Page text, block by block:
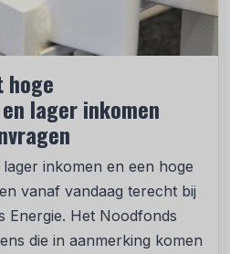
hoge
lager inkomen
inkomen en een hoge
vanaf vandaag terecht bij
Energie. Het Noodfonds
die in aanmerking komen